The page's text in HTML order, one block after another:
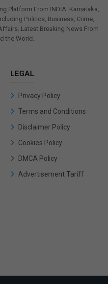
Platform From INDIA. Karnataka,
Politics, Business, Crime,
Latest Breaking News From
the World.
LEGAL
Privacy Policy
Terms and Conditions
Disclaimer Policy
Cookies Policy
DMCA Policy
Advertisement Tariff